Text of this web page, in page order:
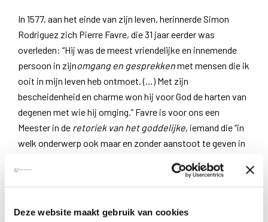
Deze website maakt gebruik van cookies
In 1577, aan het einde van zijn leven, herinnerde Simon
Rodriguez zich Pierre Favre, die 31 jaar eerder was
overleden: “Hij was de meest vriendelijke en innemende
persoon in zijnomgang en gesprekkenmet mensen die ik
ooit in mijn leven heb ontmoet. (…) Met zijn
bescheidenheid en charme won hij voor God de harten van
degenen met wie hij omging.” Favre is voor ons een
Meester in de retoriek van het goddelijke, iemand die “in
welk onderwerp ook maar en zonder aanstoot te geven in
(Monumenta Broetii
, 453) Begin 1534 deed hij de
Geestelijke Oefeningen met Ignatius in de buurt van de